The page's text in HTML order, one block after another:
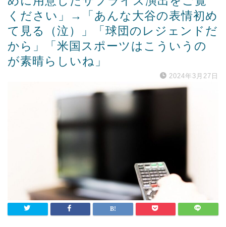
ください」→「あんな大谷の表情初め
て見る（泣）」「球団のレジェンドだ
から」「米国スポーツはこういうの
が素晴らしいね」
2024年3月27日